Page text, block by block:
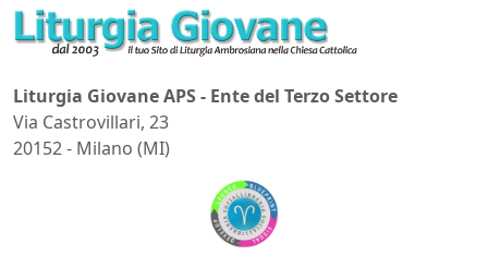
Liturgia Giovane APS - Ente del Terzo Settore
Via Castrovillari, 23
20152 - Milano (MI)